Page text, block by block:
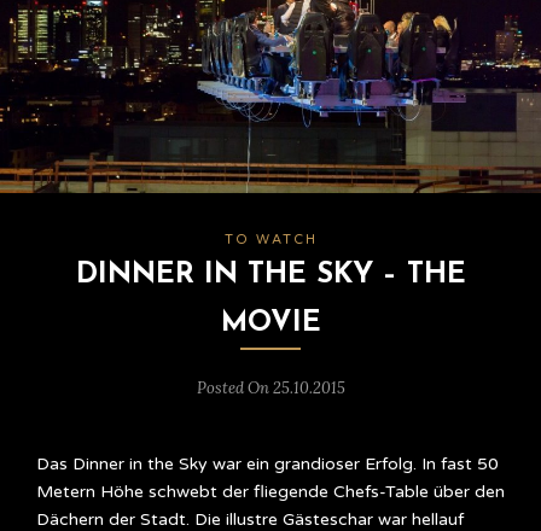
TO WATCH
DINNER IN THE SKY – THE
MOVIE
Posted On 25.10.2015
Das Dinner in the Sky war ein grandioser Erfolg. In fast 50
Metern Höhe schwebt der fliegende Chefs-Table über den
Dächern der Stadt. Die illustre Gästeschar war hellauf